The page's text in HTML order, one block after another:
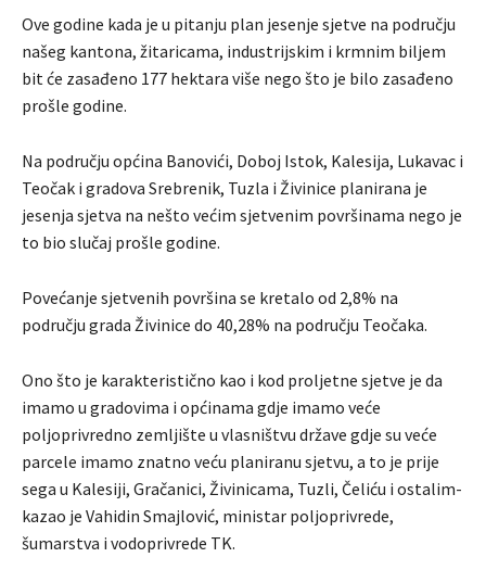
Ove godine kada je u pitanju plan jesenje sjetve na području
našeg kantona, žitaricama, industrijskim i krmnim biljem
bit će zasađeno 177 hektara više nego što je bilo zasađeno
prošle godine.
Na području općina Banovići, Doboj Istok, Kalesija, Lukavac i
Teočak i gradova Srebrenik, Tuzla i Živinice planirana je
jesenja sjetva na nešto većim sjetvenim površinama nego je
to bio slučaj prošle godine.
Povećanje sjetvenih površina se kretalo od 2,8% na
području grada Živinice do 40,28% na području Teočaka.
Ono što je karakteristično kao i kod proljetne sjetve je da
imamo u gradovima i općinama gdje imamo veće
poljoprivredno zemljište u vlasništvu države gdje su veće
parcele imamo znatno veću planiranu sjetvu, a to je prije
sega u Kalesiji, Gračanici, Živinicama, Tuzli, Čeliću i ostalim-
kazao je Vahidin Smajlović, ministar poljoprivrede,
šumarstva i vodoprivrede TK.